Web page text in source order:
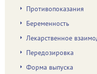
Противопоказания
Беременность
Лекарственное
Передозировка
Форма выпуска